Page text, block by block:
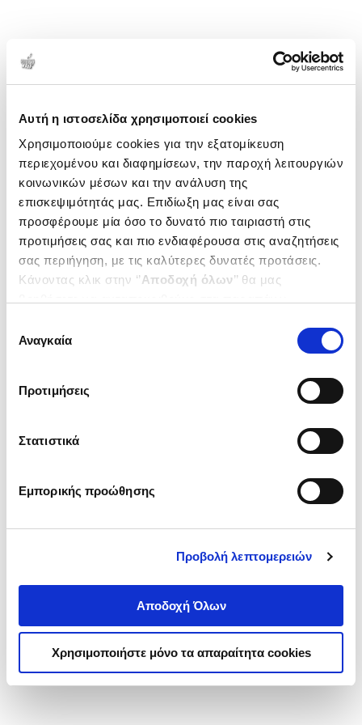
Αυτή η ιστοσελίδα χρησιμοποιεί cookies
Χρησιμοποιούμε cookies για την εξατομίκευση
περιεχομένου και διαφημίσεων, την παροχή λειτουργιών
κοινωνικών μέσων και την ανάλυση της
επισκεψιμότητάς μας. Επιδίωξη μας είναι σας
προσφέρουμε μία όσο το δυνατό πιο ταιριαστή στις
προτιμήσεις σας και πιο ενδιαφέρουσα στις αναζητήσεις
σας περιήγηση, με τις καλύτερες δυνατές προτάσεις.
Κάνοντας κλικ στην ‘’Αποδοχή όλων’’ θα μας
ενδιαφέρουν και να επιλέξετε από τα παρακάτω με την
΄΄και να ενημερωθείτε σχετικά με
συγκατάθεσης
Αναγκαία
Προτιμήσεις
Στατιστικά
Εμπορικής προώθησης
Προβολή λεπτομερειών
Αποδοχή Όλων
Χρησιμοποιήστε μόνο τα απαραίτητα cookies